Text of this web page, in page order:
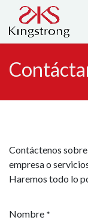
Contáctenos
empresa o
Haremos todo lo
Nombre *